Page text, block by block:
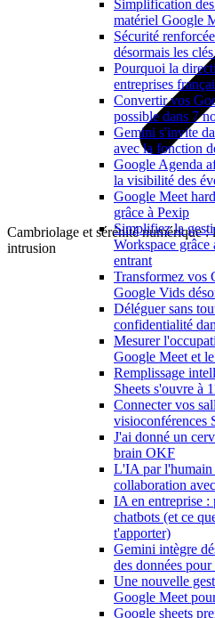
Simplification
matériel Google
Sécurité
désormais les
Pourquoi la
entreprises
Convertir vos
possible dans 7
Gemini s'invite
avec la fonction
Google Agenda
la visibilité des
Google Meet
grâce à Pexip
Simplifiez la
Workspace
entrant
Transformez vos
Google Vids
Déléguer sans
confidentialité
Mesurer
Google Meet et
Remplissage
Sheets s'ouvre à
Connecter vos
visioconférences
J'ai donné un
brain OKF
L'IA par l'humain
collaboration
IA en entreprise :
chatbots (et ce
t'apporter)
Gemini intègre
des données
Une nouvelle
Google Meet
Google sheets
Cambriolage et sérénité numérique :
intrusion